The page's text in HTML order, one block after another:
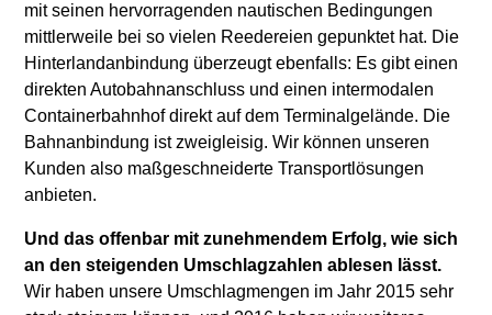
mit seinen hervorragenden nautischen Bedingungen
mittlerweile bei so vielen Reedereien gepunktet hat. Die
Hinterlandanbindung überzeugt ebenfalls: Es gibt einen
direkten Autobahnanschluss und einen intermodalen
Containerbahnhof direkt auf dem Terminalgelände. Die
Bahnanbindung ist zweigleisig. Wir können unseren
Kunden also maßgeschneiderte Transportlösungen
anbieten.
Und das offenbar mit zunehmendem Erfolg, wie sich
an den steigenden Umschlagzahlen ablesen lässt.
Wir haben unsere Umschlagmengen im Jahr 2015 sehr